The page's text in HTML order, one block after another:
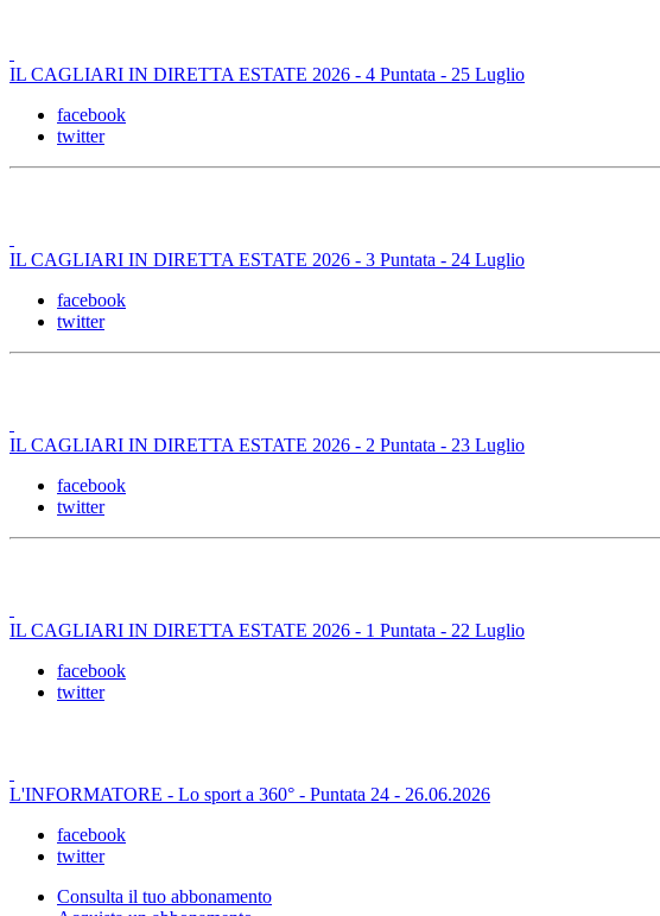
IL CAGLIARI IN DIRETTA ESTATE 2026 - 4 Puntata - 25 Luglio
facebook
twitter
IL CAGLIARI IN DIRETTA ESTATE 2026 - 3 Puntata - 24 Luglio
facebook
twitter
IL CAGLIARI IN DIRETTA ESTATE 2026 - 2 Puntata - 23 Luglio
facebook
twitter
IL CAGLIARI IN DIRETTA ESTATE 2026 - 1 Puntata - 22 Luglio
facebook
twitter
L'INFORMATORE - Lo sport a 360° - Puntata 24 - 26.06.2026
facebook
twitter
Consulta il tuo abbonamento